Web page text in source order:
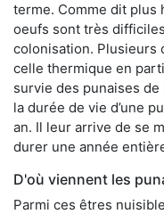
terme. Comme dit plus
oeufs sont très
colonisation. Plusieurs
celle thermique en
survie des punaises de
la durée de vie d’une
an. Il leur arrive de se
durer une année
D'où viennent les
Parmi ces êtres